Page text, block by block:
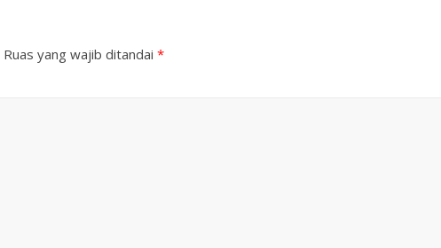
Ruas yang wajib ditandai *